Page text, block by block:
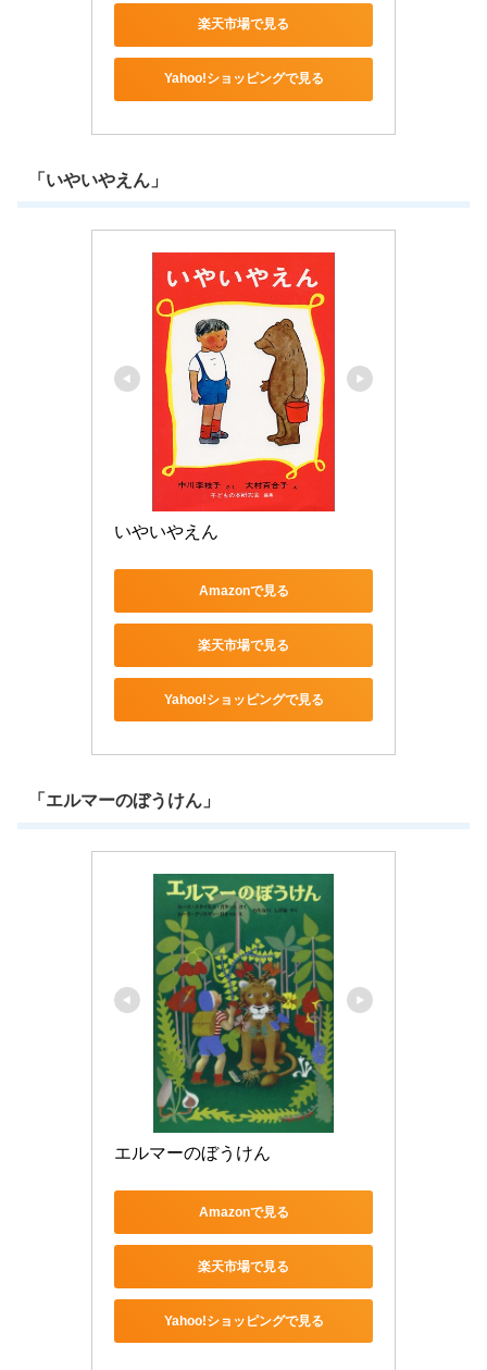
楽天市場で見る
Yahoo!ショッピングで見る
「いやいやえん」
いやいやえん
Amazonで見る
楽天市場で見る
Yahoo!ショッピングで見る
「エルマーのぼうけん」
エルマーのぼうけん
Amazonで見る
楽天市場で見る
Yahoo!ショッピングで見る